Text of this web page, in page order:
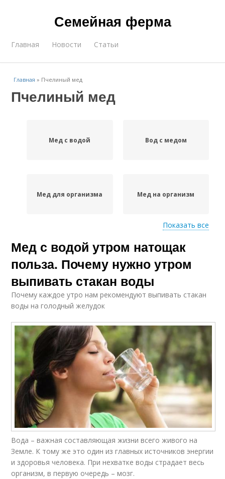
Семейная ферма
Главная Новости Статьи
Главная » Пчелиный мед
Пчелиный мед
Мед с водой Вод с медом
Мед для организма Мед на организм
Мед для сердца Мед в кулинарии
Мед в косметологии
Барбарисовый мед Васильковый мед
Вересковый мед Горчичный мед
Донниковый мед Дягильный мед
Показать все
Мед с водой утром натощак
польза. Почему нужно утром
выпивать стакан воды
Почему каждое утро нам рекомендуют выпивать стакан
воды на голодный желудок
Вода – важная составляющая жизни всего живого на
Земле. К тому же это один из главных источников энергии
и здоровья человека. При нехватке воды страдает весь
организм, в первую очередь – мозг.